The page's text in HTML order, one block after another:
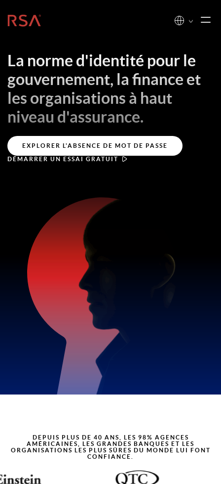
Accueil
La norme d'identité pour le
gouvernement, la finance et
les organisations à haut
niveau d'assurance.
EXPLORER L'ABSENCE DE MOT DE PASSE
DÉMARRER UN ESSAI GRATUIT
DEPUIS PLUS DE 40 ANS, LES 98% AGENCES
AMÉRICAINES, LES GRANDES BANQUES ET LES
ORGANISATIONS LES PLUS SÛRES DU MONDE LUI FONT
CONFIANCE.